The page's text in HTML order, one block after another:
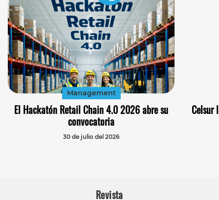
Management
El Hackatón Retail Chain 4.0 2026 abre su
convocatoria
30 de julio del 2026
Celsur
Revista